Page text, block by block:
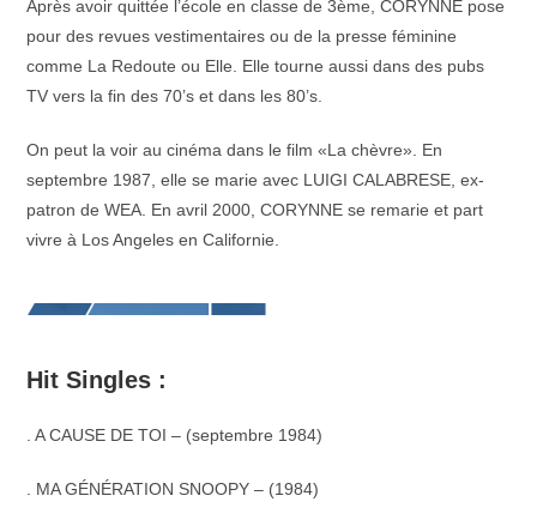
Après avoir quittée l’école en classe de 3ème, CORYNNE pose
pour des revues vestimentaires ou de la presse féminine
comme La Redoute ou Elle. Elle tourne aussi dans des pubs
TV vers la fin des 70’s et dans les 80’s.
On peut la voir au cinéma dans le film «La chèvre». En
septembre 1987, elle se marie avec LUIGI CALABRESE, ex-
patron de WEA. En avril 2000, CORYNNE se remarie et part
vivre à Los Angeles en Californie.
Hit Singles :
. A CAUSE DE TOI – (septembre 1984)
. MA GÉNÉRATION SNOOPY – (1984)